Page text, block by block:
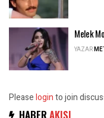
Melek
YAZAR
Pleaseloginto join
HABER AKIŞI